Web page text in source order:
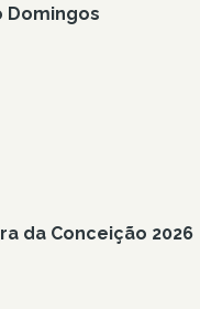
Domingos
da Conceição 2026